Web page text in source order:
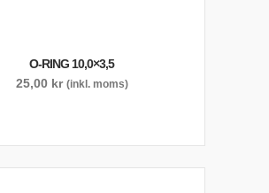
O-RING 10,0×3,5
25,00 kr (inkl. moms)